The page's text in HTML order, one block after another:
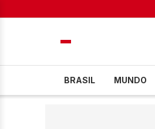
BRASIL MUNDO